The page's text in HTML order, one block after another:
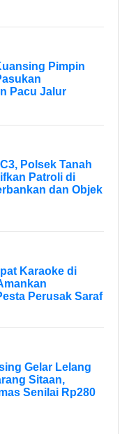
Pimpin
Pacu Jalur
Polsek Tanah
Patroli di
dan Objek
Karaoke di
Perusak Saraf
Gelar Lelang
Sitaan,
Senilai Rp280